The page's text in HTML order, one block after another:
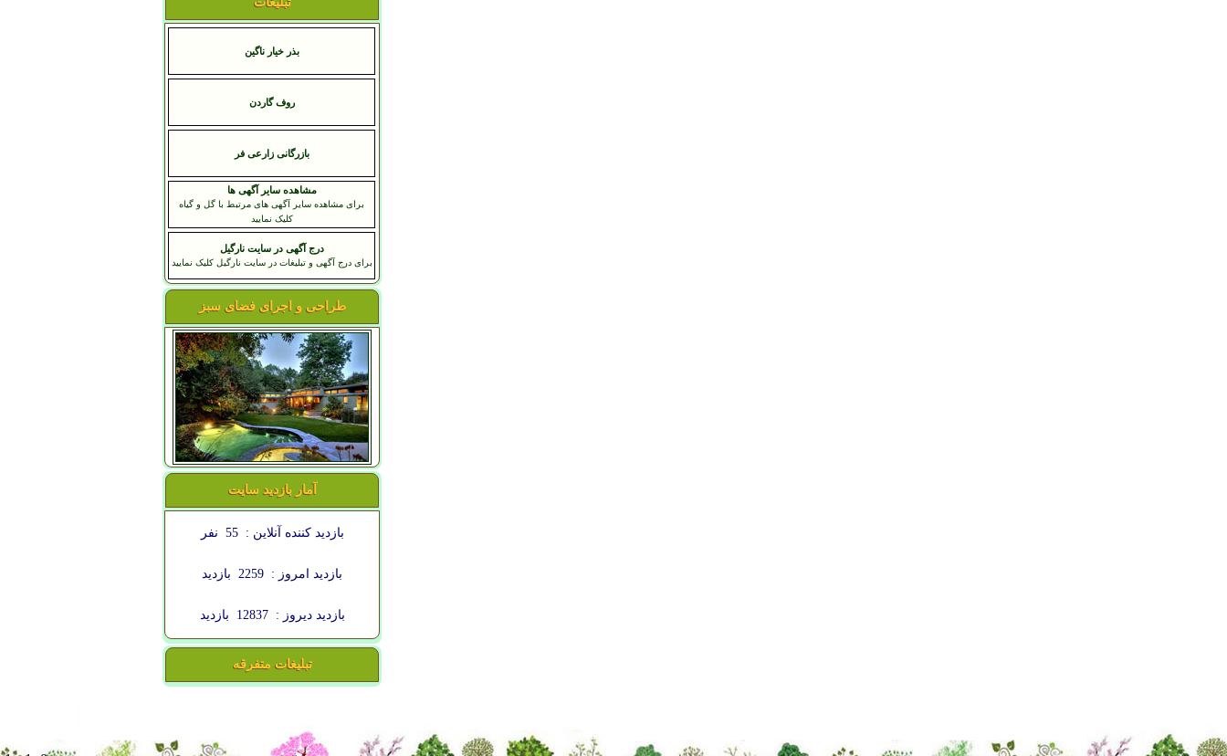
بذر خیار ناگین
روف گاردن
بازرگانی زارعی فر
مشاهده سایر آگهی ها
برای مشاهده سایر آگهی های مرتبط با گل و گیاه
کلیک نمایید
درج آگهی در سایت نارگیل
برای درج آگهی و تبلیغات در سایت نارگیل کلیک نمایید
طراحی و اجرای فضای سبز
آمار بازدید سایت
بازدید کننده آنلاین : 55 نفر
بازدید امروز : 2259 بازدید
بازدید دیروز : 12837 بازدید
تبلیغات متفرقه